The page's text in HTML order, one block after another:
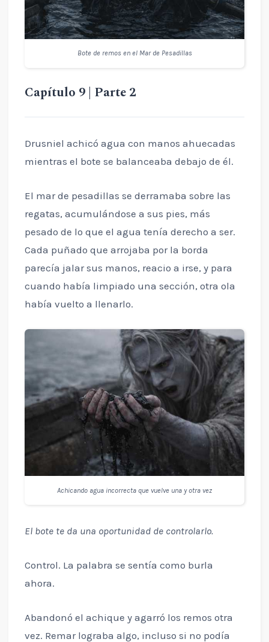
Bote de remos en el Mar de Pesadillas
Capítulo 9 | Parte 2
Drusniel achicó agua con manos ahuecadas
mientras el bote se balanceaba debajo de él.
El mar de pesadillas se derramaba sobre las
regatas, acumulándose a sus pies, más
pesado de lo que el agua tenía derecho a ser.
Cada puñado que arrojaba por la borda
parecía jalar sus manos, reacio a irse, y para
cuando había limpiado una sección, otra ola
había vuelto a llenarlo.
Achicando agua incorrecta que vuelve una y otra vez
El bote te da una oportunidad de controlarlo.
Control. La palabra se sentía como burla
ahora.
Abandonó el achique y agarró los remos otra
vez. Remar lograba algo, incluso si no podía